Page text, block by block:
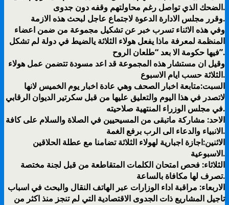
الضحك الذي تواصل رغم محاولتهم وقفه دون جدوى.
وقرر مجلس الادارة الدعوة لاجتماع عاجل لبحث هذه الازمة.
وفي هذه الاثناء تسرب خبر عن تشكيل مجموعة من ضمن اعضاء
المنظمة لمعرفة ماذا يفعل هولاء الثلاثة يالضيط في دولة لم تشكل
فيها حكومة الا بعد “طلعان الروح”.
وقيل ان مستشار هذه المجموعة قد اعد مسودة تتضمن عمل هولاء
الثلاثة حسب ايام الاسبوع.
السبت:متابعة اخبار الصحف وهي عادة اخبار يوم الخميس لانها
لاتصدر في هذا اليوم والتعليق عليها من قبل سكرتير الديوان الرقابي
في مجلس الوزراء المنتهية صلاحيته.
الاحد: مشاركة ماتبقى من المسيحيين في الصلاة والسلام على كافة
الانبياء والدعاء الى الرب برفع الغمة.
الاثنين:اجازة اجبارية لهولاء الثلاثة تضامنا مع عطلة الحلاقين
الاسبوعية.
الثلاثاء: فحص امتحان الكلمات المتقاطعة من قبل لجنة مختصة
تصرف لها مكافاة بالساعة.
الاربعاء: مراقبة اداء الوزارات عبر الهاتف النقال والبحث في اسباب
تاجيل المشاريع ذات الجدوى الاقتصادية التي لم تنجز منذ اكثر من